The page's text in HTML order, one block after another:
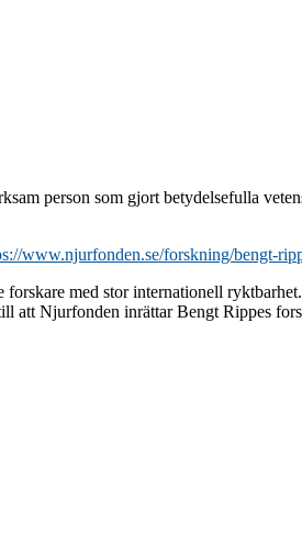
person som gjort betydelsefulla
www.njurfonden.se/forskning/bengt-
med stor internationell
att Njurfonden inrättar Bengt Rippes